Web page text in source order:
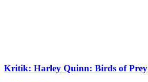
Kritik: Harley Quinn: Birds of Prey